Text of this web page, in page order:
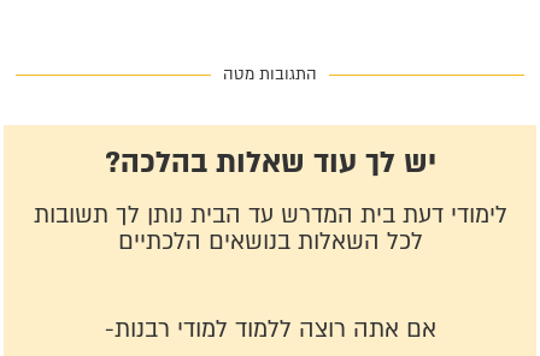
התגובות מטה
יש לך עוד שאלות בהלכה?
לימודי דעת בית המדרש עד הבית נותן לך תשובות
לכל השאלות בנושאים הלכתיים
אם אתה רוצה ללמוד למודי רבנות-